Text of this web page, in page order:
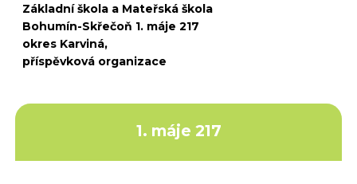
Základní škola a Mateřská škola
Bohumín-Skřečoň 1. máje 217
okres Karviná,
příspěvková organizace
1. máje 217